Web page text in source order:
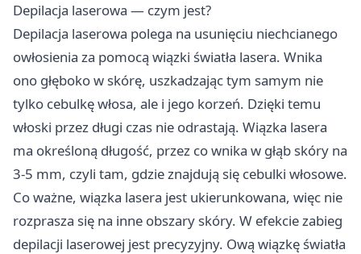
Depilacja laserowa — czym jest?
Depilacja laserowa polega na usunięciu niechcianego
owłosienia za pomocą wiązki światła lasera. Wnika
ono głęboko w skórę, uszkadzając tym samym nie
tylko cebulkę włosa, ale i jego korzeń. Dzięki temu
włoski przez długi czas nie odrastają. Wiązka lasera
ma określoną długość, przez co wnika w głąb skóry na
3-5 mm, czyli tam, gdzie znajdują się cebulki włosowe.
Co ważne, wiązka lasera jest ukierunkowana, więc nie
rozprasza się na inne obszary skóry. W efekcie zabieg
depilacji laserowej jest precyzyjny. Ową wiązkę światła